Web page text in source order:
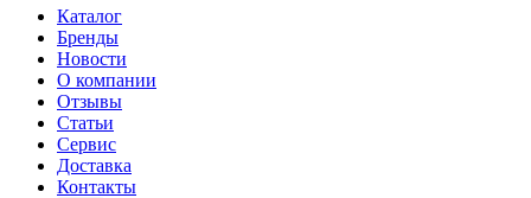
Каталог
Бренды
Новости
О компании
Отзывы
Статьи
Сервис
Доставка
Контакты